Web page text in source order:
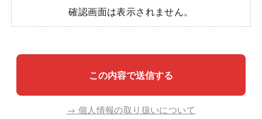
確認画面は表示されません。
→ 個人情報の取り扱いについて